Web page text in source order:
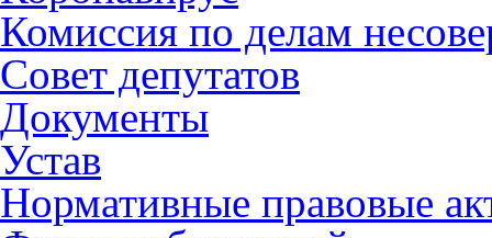
Комиссия по делам
Совет депутатов
Документы
Устав
Нормативные правовые